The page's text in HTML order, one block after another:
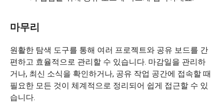
마무리
원활한 탐색 도구를 통해 여러 프로젝트와 공유 보드를 간
편하고 효율적으로 관리할 수 있습니다. 마감일을 관리하
거나, 최신 소식을 확인하거나, 공유 작업 공간에 접속할 때
필요한 모든 것이 체계적으로 정리되어 쉽게 접근할 수 있
습니다.